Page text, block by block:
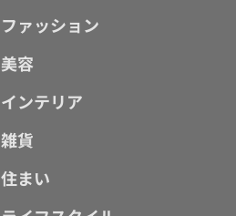
ファッション
美容
インテリア
雑貨
住まい